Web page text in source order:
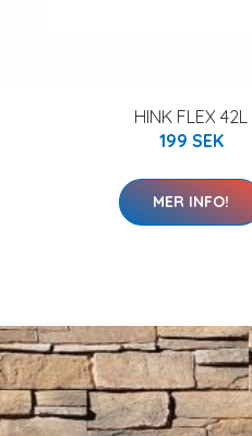
HINK FLEX 42L
199 SEK
MER INFO!